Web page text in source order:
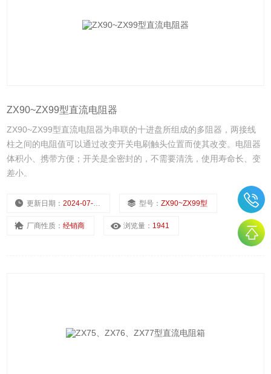
ZX90~ZX99型直流电阻器
ZX90~ZX99型直流电阻器为串联的十进盘所组成的多阻器，两接线
柱之间的电阻值可以通过改变开关电刷触头位置而使其改变。电阻器
体积小、携带方便；开关是全密封的，不需要清洗，使用寿命长、变
差小。
更新日期：2024-07-23 型号：ZX90~ZX99型
厂商性质：经销商 浏览量： 1941